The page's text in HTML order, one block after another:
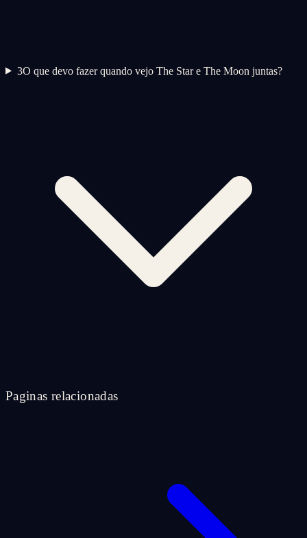
3O que devo fazer quando vejo The Star e The Moon juntas?
Paginas relacionadas